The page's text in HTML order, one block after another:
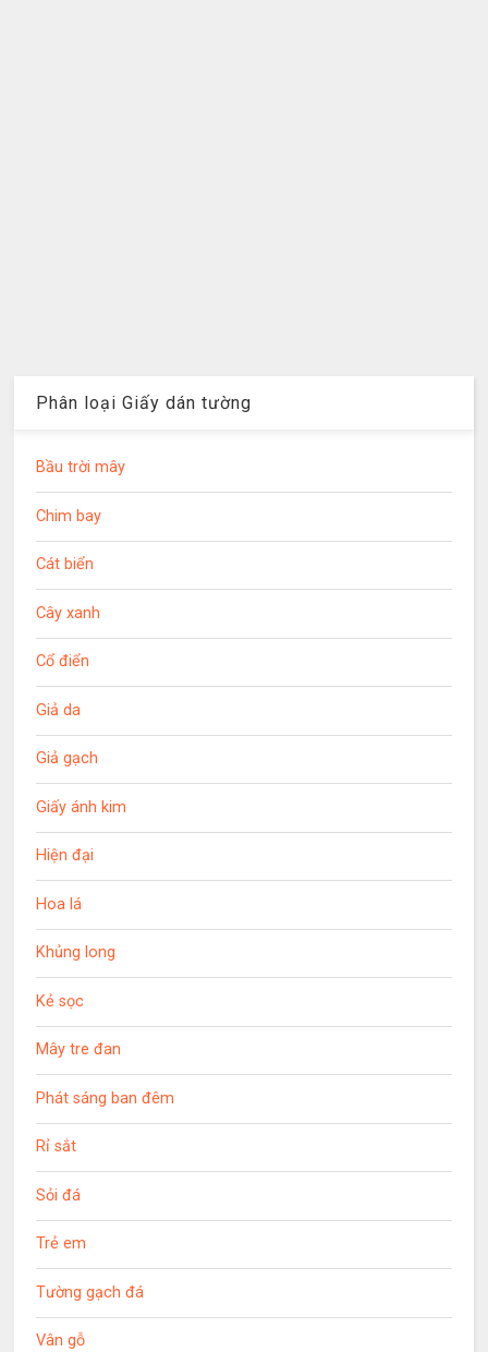
Phân loại Giấy dán tường
Bầu trời mây
Chim bay
Cát biển
Cây xanh
Cổ điển
Giả da
Giả gạch
Giấy ánh kim
Hiện đại
Hoa lá
Khủng long
Kẻ sọc
Mây tre đan
Phát sáng ban đêm
Rỉ sắt
Sỏi đá
Trẻ em
Tường gạch đá
Vân gỗ